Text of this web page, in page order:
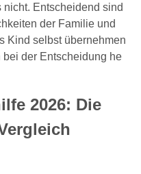
Entscheidend sind
der Familie und
Kind selbst übernehmen
der Entscheidung he
2026: Die